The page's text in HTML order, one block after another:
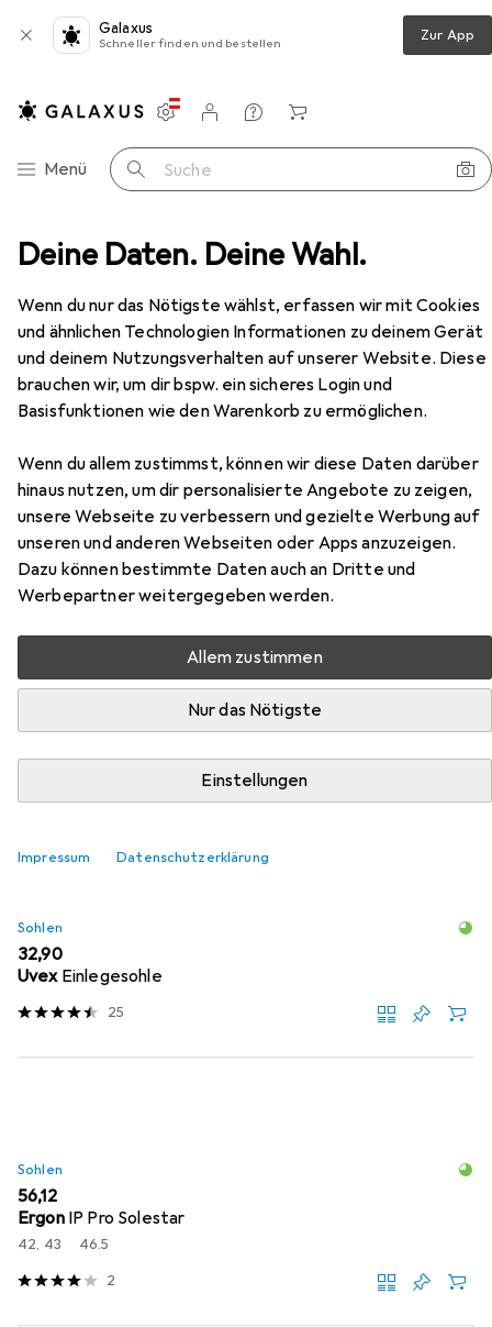
Deine Daten. Deine Wahl.
Wenn du nur das Nötigste wählst, erfassen wir mit Cookies
und ähnlichen Technologien Informationen zu deinem Gerät
und deinem Nutzungsverhalten auf unserer Website. Diese
brauchen wir, um dir bspw. ein sicheres Login und
Basisfunktionen wie den Warenkorb zu ermöglichen.
Wenn du allem zustimmst, können wir diese Daten darüber
hinaus nutzen, um dir personalisierte Angebote zu zeigen,
unsere Webseite zu verbessern und gezielte Werbung auf
unseren und anderen Webseiten oder Apps anzuzeigen.
Dazu können bestimmte Daten auch an Dritte und
Werbepartner weitergegeben werden.
Allem zustimmen
Nur das Nötigste
Einstellungen
Impressum Datenschutzerklärung
Galaxus
Schneller finden und bestellen Zur App
Navigation nach Kategorien
Menü Suche
Einstellungen
Kundenkonto
Vergleichslisten
Merklisten
Warenkorb
Sicherheitsschuhe Abeba ESD-Schuh
Abeba ESD-Schuh
8 Grössen
Zubehör für Abeba ESD-Schuh
Hier findest du passendes Zubehör zum Produkt Abeba
ESD-Schuh aus der Kategorie Sohlen.
Relevanz
Produktliste
Sohlen
PumaEinlegesohle
Sohlen
EUR
32,90
Uvex Einlegesohle
25
Sohlen
EUR
56,12
Ergon IP Pro Solestar
42, 43 46.5
2